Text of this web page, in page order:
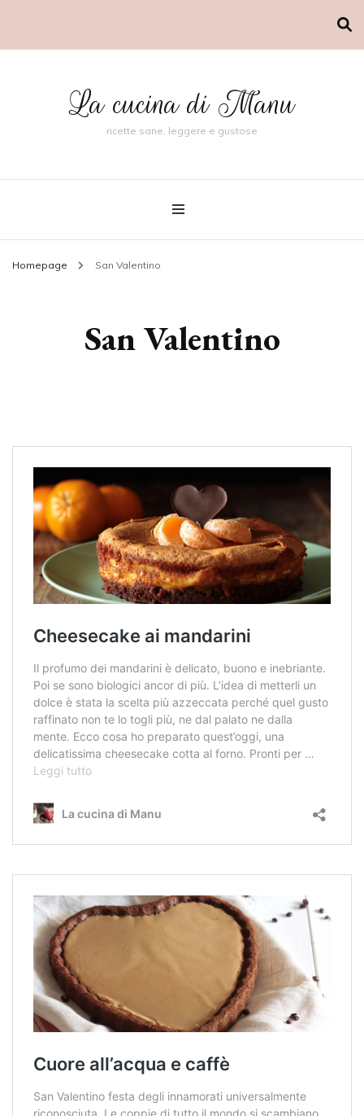
La cucina di Manu
ricette sane, leggere e gustose
Homepage San Valentino
San Valentino